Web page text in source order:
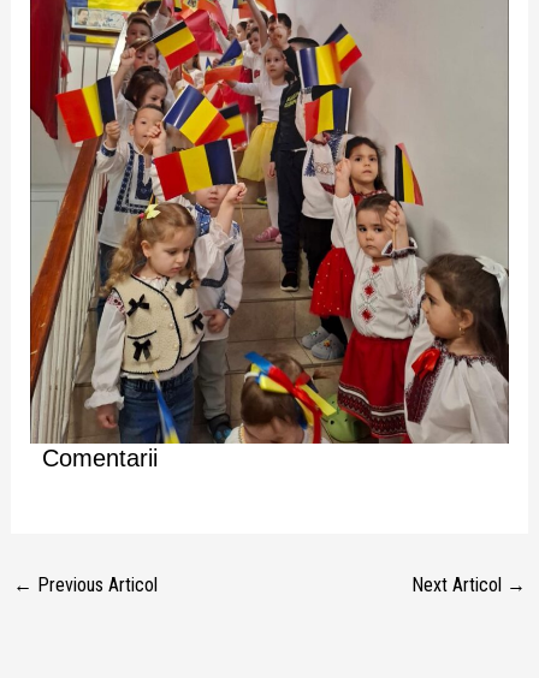
Comentarii
← Previous Articol Next Articol →